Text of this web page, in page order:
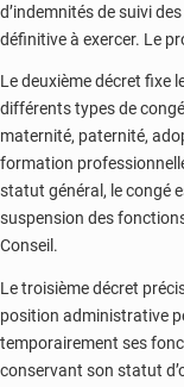
d’indemnités de suivi
définitive à exercer. Le
Le deuxième décret fixe
différents types de
maternité, paternité,
formation
statut général, le congé
suspension des
Conseil.
Le troisième décret
position administrative
temporairement ses
conservant son statut